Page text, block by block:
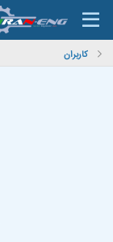
کاربران